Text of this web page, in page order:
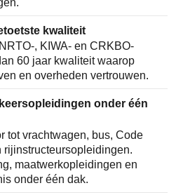
kwaliteit
, KIWA- en CRKBO-
60 jaar kwaliteit waarop
en overheden vertrouwen.
onder één
tot vrachtwagen, bus, Code
rijinstructeursopleidingen.
maatwerkopleidingen en
onder één dak.